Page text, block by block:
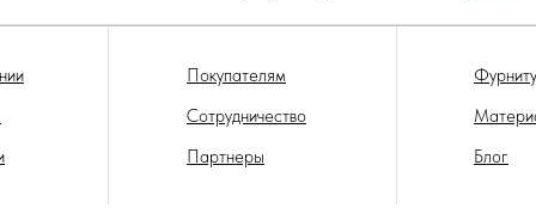
Покупателям
Сотрудничество
Партнеры
Блог